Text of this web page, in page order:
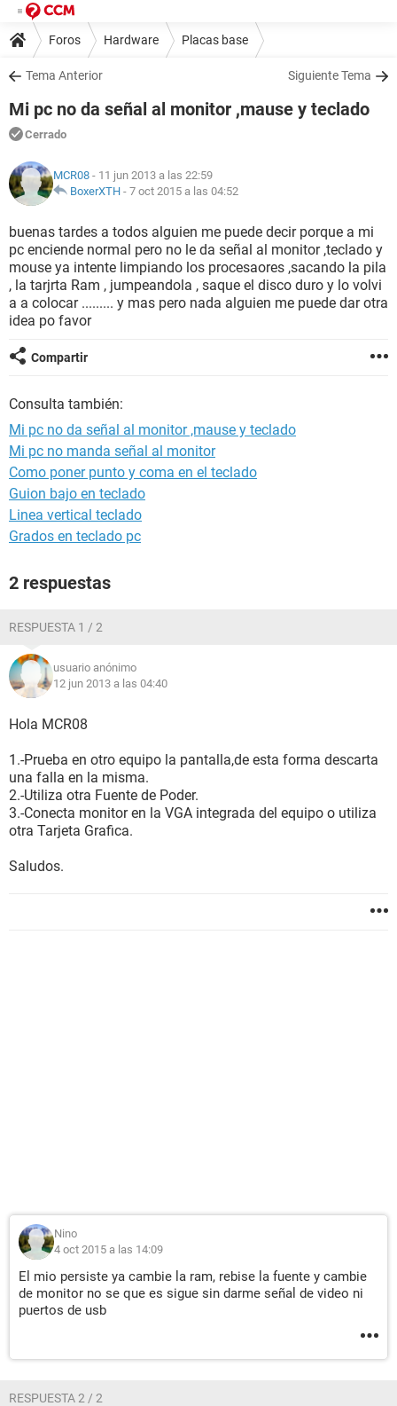
Foros Hardware Placas base
Tema Anterior Siguiente Tema
Mi pc no da señal al monitor ,mause y teclado
Cerrado
MCR08 - 11 jun 2013 a las 22:59
BoxerXTH - 7 oct 2015 a las 04:52
buenas tardes a todos alguien me puede decir porque a mi
pc enciende normal pero no le da señal al monitor ,teclado y
mouse ya intente limpiando los procesaores ,sacando la pila
, la tarjrta Ram , jumpeandola , saque el disco duro y lo volvi
a a colocar ......... y mas pero nada alguien me puede dar otra
idea po favor
Compartir
Consulta también:
Mi pc no da señal al monitor ,mause y teclado
Mi pc no manda señal al monitor
Como poner punto y coma en el teclado
Guion bajo en teclado
Linea vertical teclado
Grados en teclado pc
2 respuestas
RESPUESTA 1 / 2
usuario anónimo
12 jun 2013 a las 04:40
Hola MCR08
1.-Prueba en otro equipo la pantalla,de esta forma descarta
una falla en la misma.
2.-Utiliza otra Fuente de Poder.
3.-Conecta monitor en la VGA integrada del equipo o utiliza
otra Tarjeta Grafica.
Saludos.
Nino
4 oct 2015 a las 14:09
El mio persiste ya cambie la ram, rebise la fuente y cambie
de monitor no se que es sigue sin darme señal de video ni
puertos de usb
RESPUESTA 2 / 2